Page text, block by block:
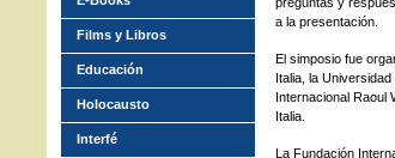
a la presentación.
El simposio fue
Italia, la
Internacional Raoul
Italia.
La Fundación
Films y Libros
Educación
Holocausto
Interfé